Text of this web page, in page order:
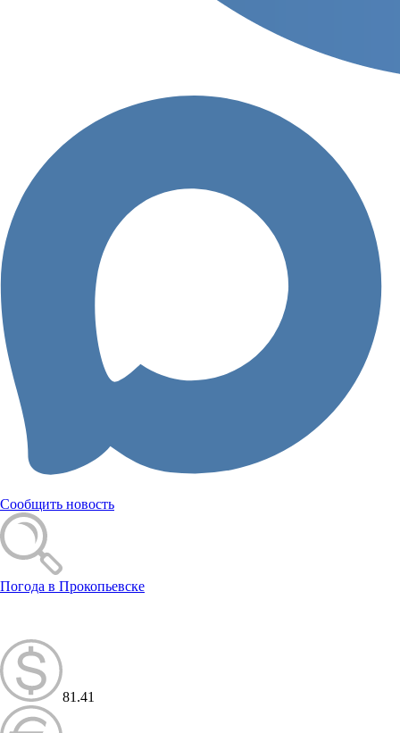
Сообщить новость
Погода в Прокопьевске
81.41